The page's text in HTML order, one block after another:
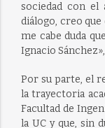
sociedad con el
diálogo, creo que
me cabe duda
Ignacio
Por su parte, el
la trayectoria
Facultad de
la UC y que, sin